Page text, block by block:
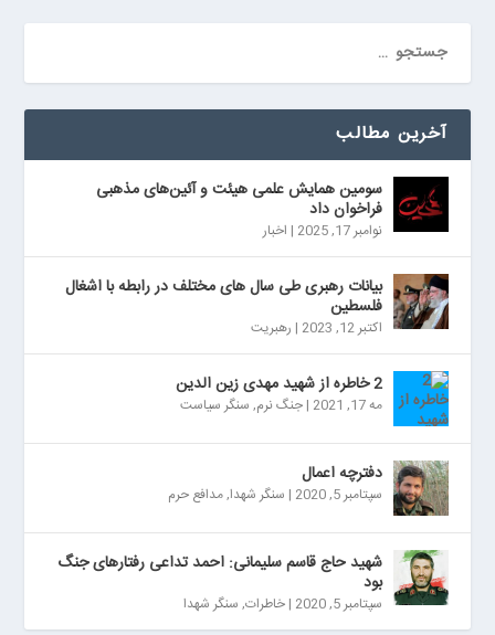
آخرین مطالب
سومین همایش علمی هیئت و آئین‌های مذهبی
فراخوان داد
نوامبر 17, 2025 | اخبار
بیانات رهبری طی سال های مختلف در رابطه با اشغال
فلسطین
اکتبر 12, 2023 | رهبریت
2 خاطره از شهید مهدی زین الدین
مه 17, 2021 |جنگ نرم, سنگر سیاست
دفترچه اعمال
سپتامبر 5, 2020 | سنگر شهدا,مدافع حرم
شهید حاج قاسم سلیمانی: احمد تداعی رفتارهای جنگ
بود
سپتامبر 5, 2020 |خاطرات, سنگر شهدا